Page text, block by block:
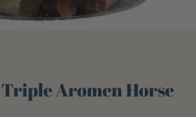
Aromen Horse